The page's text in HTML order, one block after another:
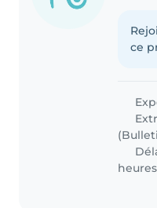
ce
heures